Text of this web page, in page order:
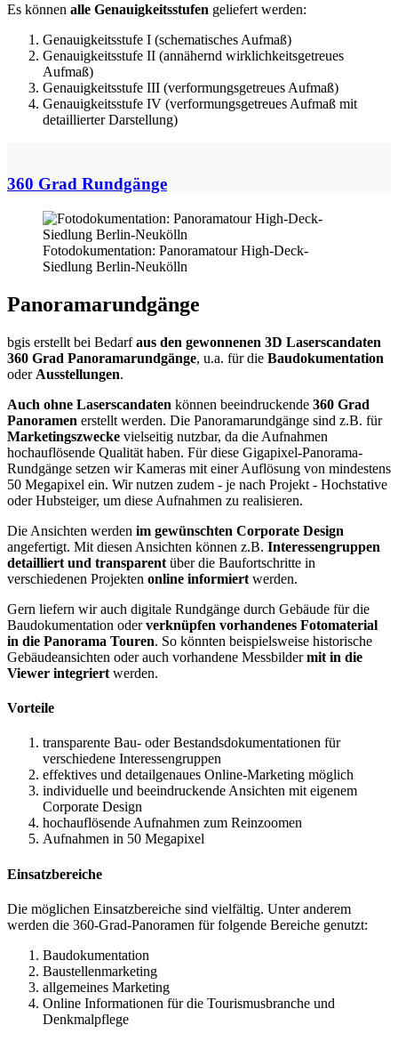
Es können alle Genauigkeitsstufen geliefert werden:
Genauigkeitsstufe I (schematisches Aufmaß)
Genauigkeitsstufe II (annähernd wirklichkeitsgetreues
Aufmaß)
Genauigkeitsstufe III (verformungsgetreues Aufmaß)
Genauigkeitsstufe IV (verformungsgetreues Aufmaß mit
detaillierter Darstellung)
360 Grad Rundgänge
Fotodokumentation: Panoramatour High-Deck-
Siedlung Berlin-Neukölln
Panoramarundgänge
bgis erstellt bei Bedarfaus den gewonnenen 3D Laserscandaten
360 Grad Panoramarundgänge, u.a. für die Baudokumentation
oder Ausstellungen.
Auch ohne Laserscandaten können beeindruckende 360 Grad
Panoramen erstellt werden. Die Panoramarundgänge sind z.B. für
Marketingszwecke vielseitig nutzbar, da die Aufnahmen
hochauflösende Qualität haben. Für diese Gigapixel-Panorama-
Rundgänge setzen wir Kameras mit einer Auflösung von mindestens
50 Megapixel ein. Wir nutzen zudem - je nach Projekt - Hochstative
oder Hubsteiger, um diese Aufnahmen zu realisieren.
Die Ansichten werden im gewünschten Corporate Design
angefertigt. Mit diesen Ansichten können z.B. Interessengruppen
detailliert und transparent über die Baufortschritte in
verschiedenen Projekten online informiert werden.
Gern liefern wir auch digitale Rundgänge durch Gebäude für die
Baudokumentation oderverknüpfen vorhandenes Fotomaterial
in die Panorama Touren. So könnten beispielsweise historische
Gebäudeansichten oder auch vorhandene Messbildermit in die
Viewer integriert werden.
Vorteile
transparente Bau- oder Bestandsdokumentationen für
verschiedene Interessengruppen
effektives und detailgenaues Online-Marketing möglich
individuelle und beeindruckende Ansichten mit eigenem
Corporate Design
hochauflösende Aufnahmen zum Reinzoomen
Aufnahmen in 50 Megapixel
Einsatzbereiche
Die möglichen Einsatzbereiche sind vielfältig. Unter anderem
werden die 360-Grad-Panoramen für folgende Bereiche genutzt:
Baudokumentation
Baustellenmarketing
allgemeines Marketing
Online Informationen für die Tourismusbranche und
Denkmalpflege